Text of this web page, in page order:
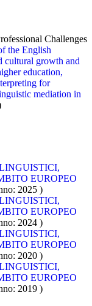
Challenges
the English
cultural growth and
education,
for
mediation in
EUROPEO
2025 )
EUROPEO
2024 )
EUROPEO
2020 )
EUROPEO
2019 )